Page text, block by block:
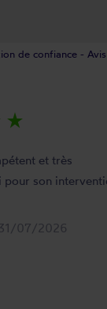
de confiance -
star_rate
et très
pour son
07/2026